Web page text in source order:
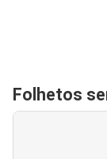
Folhetos